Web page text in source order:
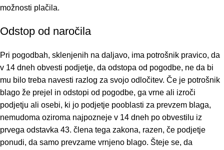
možnosti plačila.
Odstop od naročila
Pri pogodbah, sklenjenih na daljavo, ima potrošnik pravico, da
v 14 dneh obvesti podjetje, da odstopa od pogodbe, ne da bi
mu bilo treba navesti razlog za svojo odločitev. Če je potrošnik
blago že prejel in odstopi od pogodbe, ga vrne ali izroči
podjetju ali osebi, ki jo podjetje pooblasti za prevzem blaga,
nemudoma oziroma najpozneje v 14 dneh po obvestilu iz
prvega odstavka 43. člena tega zakona, razen, če podjetje
ponudi, da samo prevzame vrnjeno blago. Šteje se, da